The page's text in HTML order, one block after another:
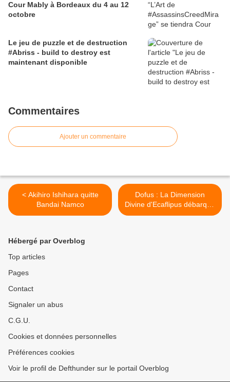
Cour Mably à Bordeaux du 4 au 12
octobre
Le jeu de puzzle et de destruction
#Abriss - build to destroy est
maintenant disponible
Commentaires
Ajouter un commentaire
< Akihiro Ishihara quitte
Bandai Namco
Dofus : La Dimension
Divine d'Ecaflipus débarque
demain ! >
Hébergé par Overblog
Top articles
Pages
Contact
Signaler un abus
C.G.U.
Cookies et données personnelles
Préférences cookies
Voir le profil de Defthunder sur le portail Overblog